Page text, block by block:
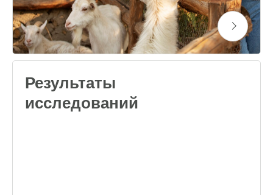
Результаты
исследований